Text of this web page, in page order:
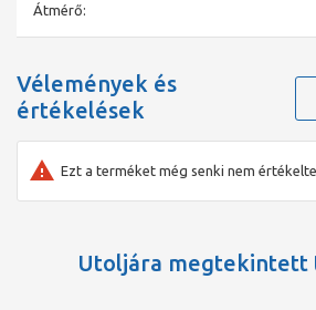
Átmérő:
Vélemények és
értékelések
Ezt a terméket még senki nem
Utoljára megtekintett